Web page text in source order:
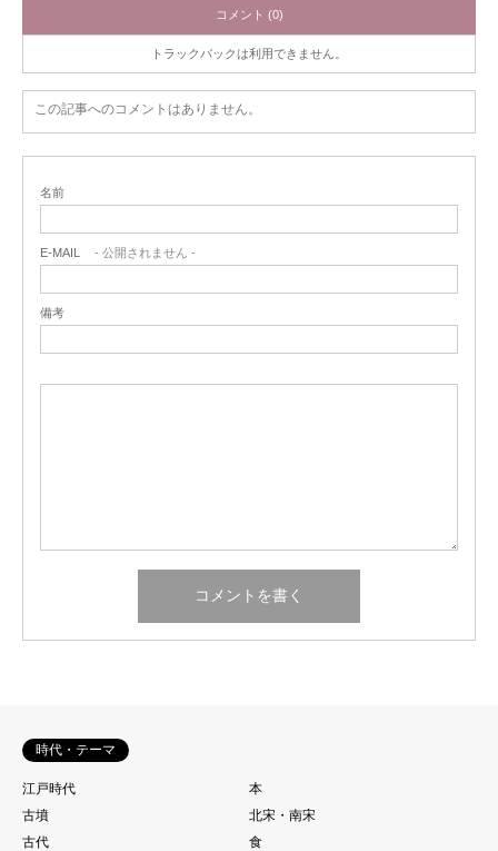
コメント (0)
トラックバックは利用できません。
この記事へのコメントはありません。
名前
E-MAIL - 公開されません -
備考
時代・テーマ
江戸時代
本
古墳
北宋・南宋
古代
食